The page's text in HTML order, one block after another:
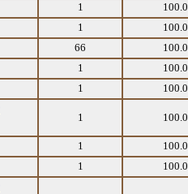
1
1
66
1
1
1
1
1